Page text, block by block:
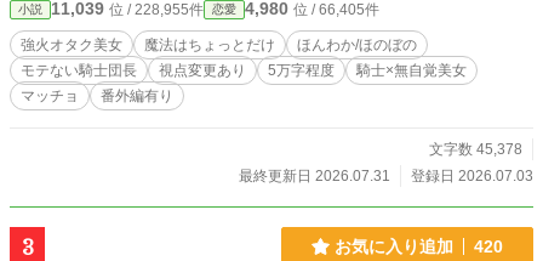
小説 11,039 位 / 228,955件 恋愛 4,980 位 / 66,405件
強火オタク美女 魔法はちょっとだけ
ほんわか/ほのぼの
モテない騎士団長
視点変更あり 5万字程度
騎士×無自覚美女
マッチョ
番外編有り
文字数 45,378
最終更新日 2026.07.31
登録日 2026.07.03
3 お気に入り追加 420